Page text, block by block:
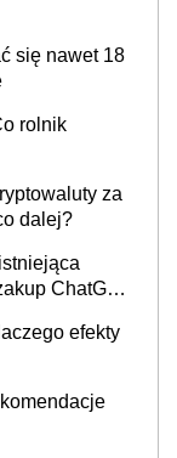
się nawet 18
rolnik
za
dalej?
ChatGPT
efekty